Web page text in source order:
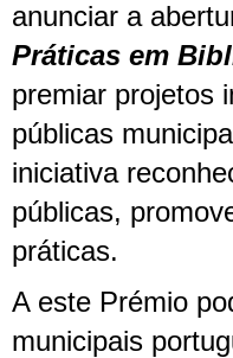
anunciar a
Práticas em
premiar projetos
públicas
iniciativa
públicas,
práticas.
A este Prémio
municipais